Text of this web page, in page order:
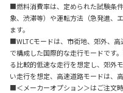
■燃料消費率は、定められた試験条
象、渋滞等）や運転方法（急発進、
ます。
■WLTCモードは、市街地、郊外、
で構成した国際的な走行モードです
る比較的低速な走行を想定し、郊外
い走行を想定、高速道路モードは、
■＜メーカーオプション＞はご注文